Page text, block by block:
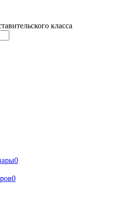
класса
0
0